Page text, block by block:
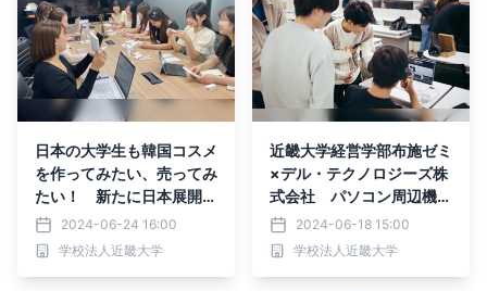
日本の大学生も韓国コスメ
を作ってみたい、売ってみ
たい！ 新たに日本展開を
目指す韓国ブランドの商品
企画・販促活動に挑戦
2024-06-24 16:00
学校法人近畿大学
近畿大学経営学部布施ゼミ
×デル・テクノロジーズ株
式会社 パソコン周辺機器
の体験イベント「KINDAI
BANPAKU」を実施
2024-06-18 15:00
学校法人近畿大学